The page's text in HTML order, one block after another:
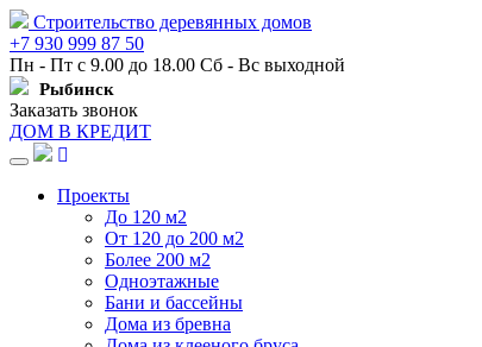
Строительство деревянных домов
+7 930 999 87 50
Пн - Пт с 9.00 до 18.00 Сб - Вс выходной
Рыбинск
Заказать звонок
ДОМ В КРЕДИТ
Навигация
Проекты
До 120 м2
От 120 до 200 м2
Более 200 м2
Одноэтажные
Бани и бассейны
Дома из бревна